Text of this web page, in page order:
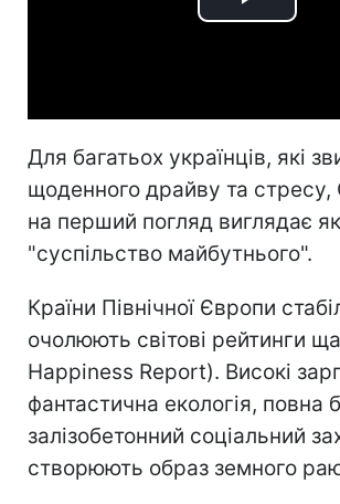
Play
Для багатьох українців, які
щоденного драйву та стресу,
на перший погляд виглядає
"суспільство майбутнього".
Країни Північної Європи
очолюють світові рейтинги
Happiness Report). Високі
фантастична екологія, повна
залізобетонний соціальний
створюють образ земного